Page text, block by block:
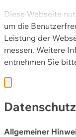
Diese Webseite
um die
Leistung der
messen. Weitere
entnehmen Sie
Allgemeiner